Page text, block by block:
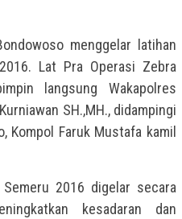
menggelar latihan
Lat Pra Operasi Zebra
langsung Wakapolres
SH.,MH., didampingi
Kompol Faruk Mustafa kamil
2016 digelar secara
kesadaran dan